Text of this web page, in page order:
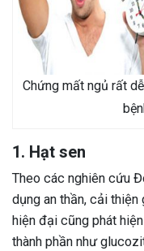
Chứng mất ngủ rất
1. Hạt sen
Theo các nghiên cứu
dụng an thần, cải
hiện đại cũng phát
thành phần như